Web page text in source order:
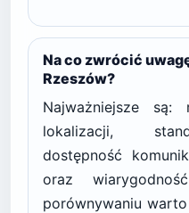
Na co zwrócić
Rzeszów?
Najważniejsze są:
lokalizacji,
dostępność
oraz
porównywaniu